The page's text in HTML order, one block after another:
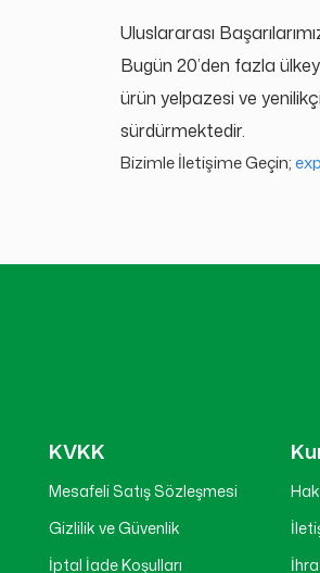
Uluslararası
Bugün 20’den fazla
ürün yelpazesi ve
sürdürmektedir.
Bizimle İletişime Geçin;
KVKK
Mesafeli Satış Sözleşmesi
Gizlilik ve Güvenlik
İptal İade Koşulları